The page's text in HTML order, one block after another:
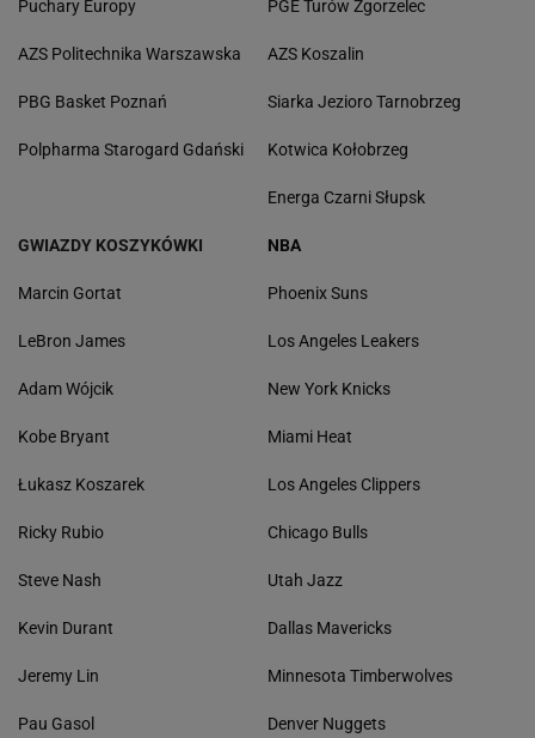
Puchary Europy
AZS Politechnika Warszawska
PBG Basket Poznań
Polpharma Starogard Gdański
PGE Turów Zgorzelec
AZS Koszalin
Siarka Jezioro Tarnobrzeg
Kotwica Kołobrzeg
Energa Czarni Słupsk
GWIAZDY KOSZYKÓWKI
Marcin Gortat
LeBron James
Adam Wójcik
Kobe Bryant
Łukasz Koszarek
Ricky Rubio
Steve Nash
Kevin Durant
Jeremy Lin
Pau Gasol
NBA
Phoenix Suns
Los Angeles Leakers
New York Knicks
Miami Heat
Los Angeles Clippers
Chicago Bulls
Utah Jazz
Dallas Mavericks
Minnesota Timberwolves
Denver Nuggets